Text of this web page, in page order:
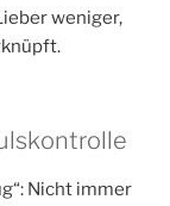
weniger,
Nicht immer